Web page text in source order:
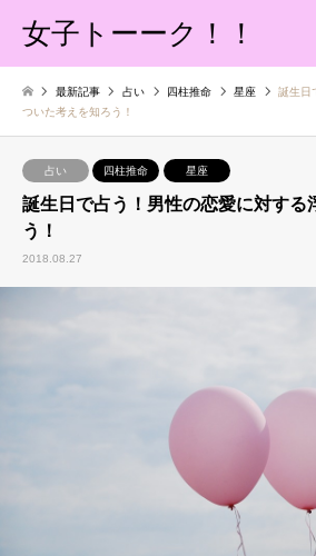
女子トーーク！！
最新記事 占い 四柱推命 星座
誕生日
ついた考えを知ろう！
占い 四柱推命 星座
誕生日で占う！男性の恋愛に対する
う！
2018.08.27